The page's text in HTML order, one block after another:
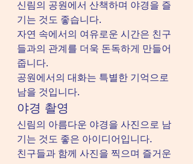
신림의 공원에서 산책하며 야경을 즐
기는 것도 좋습니다.
자연 속에서의 여유로운 시간은 친구
들과의 관계를 더욱 돈독하게 만들어
줍니다.
공원에서의 대화는 특별한 기억으로
남을 것입니다.
야경 촬영
신림의 아름다운 야경을 사진으로 남
기는 것도 좋은 아이디어입니다.
친구들과 함께 사진을 찍으며 즐거운